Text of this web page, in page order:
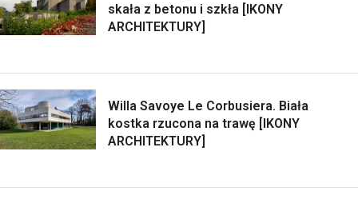
skała z betonu i szkła [IKONY
ARCHITEKTURY]
Willa Savoye Le Corbusiera. Biała
kostka rzucona na trawę [IKONY
ARCHITEKTURY]